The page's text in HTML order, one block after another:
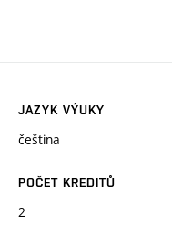
JAZYK VÝUKY
čeština
POČET KREDITŮ
2